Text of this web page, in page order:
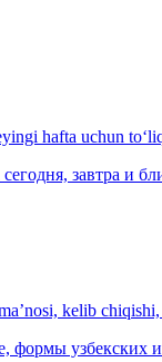
hafta uchun
завтра и
kelib
узбекских